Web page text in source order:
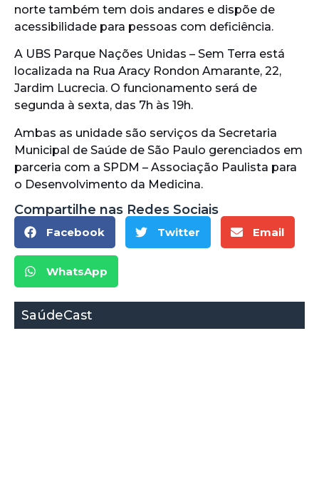
norte também tem dois andares e dispõe de
acessibilidade para pessoas com deficiência.
A UBS Parque Nações Unidas – Sem Terra está
localizada na Rua Aracy Rondon Amarante, 22,
Jardim Lucrecia. O funcionamento será de
segunda à sexta, das 7h às 19h.
Ambas as unidade são serviços da Secretaria
Municipal de Saúde de São Paulo gerenciados em
parceria com a SPDM – Associação Paulista para
o Desenvolvimento da Medicina.
Compartilhe nas Redes Sociais
Facebook Twitter Email
WhatsApp
SaúdeCast